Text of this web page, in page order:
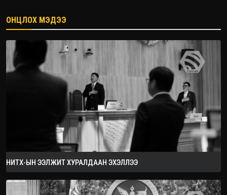
2026.08.08
ОНЦЛОХ МЭДЭЭ
НИТХ-ЫН ЭЭЛЖИТ ХУРАЛДААН ЭХЭЛЛЭЭ